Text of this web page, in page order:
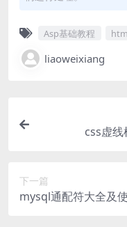
Asp基础教程
liaoweixiang
css虚
下一篇
mysql通配符大全及